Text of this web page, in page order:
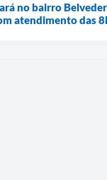
no bairro
atendimento das